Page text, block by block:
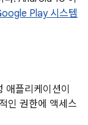
Play 시스템
애플리케이션이
인 권한에 액세스